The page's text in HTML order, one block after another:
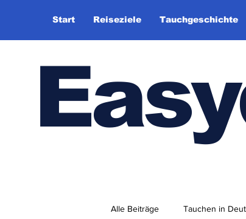
Start Reiseziele Tauchgeschichte
Alle Beiträge Tauchen in